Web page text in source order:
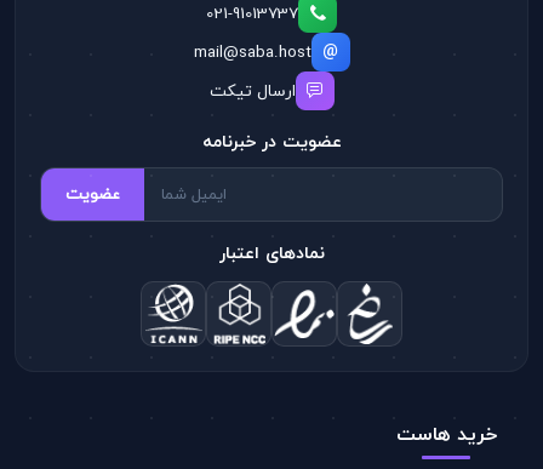
خرید هاست
021-91013737
mail@saba.host
ارسال تیکت
عضویت در خبرنامه
عضویت
نمادهای اعتبار